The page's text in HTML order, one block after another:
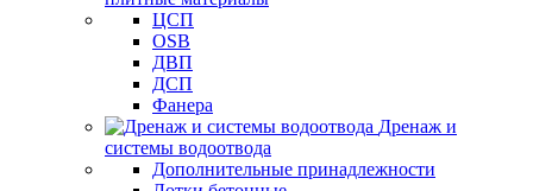
ЦСП
OSB
ДВП
ДСП
Фанера
Дренаж и
системы водоотвода
Дополнительные принадлежности